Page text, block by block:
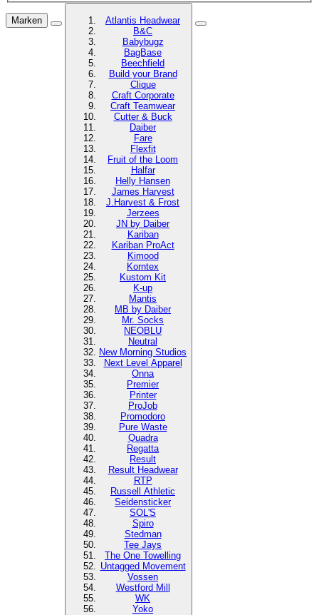
Marken
Atlantis Headwear
B&C
Babybugz
BagBase
Beechfield
Build your Brand
Clique
Craft Corporate
Craft Teamwear
Cutter & Buck
Daiber
Fare
Flexfit
Fruit of the Loom
Halfar
Helly Hansen
James Harvest
J.Harvest & Frost
Jerzees
JN by Daiber
Kariban
Kariban ProAct
Kimood
Korntex
Kustom Kit
K-up
Mantis
MB by Daiber
Mr. Socks
NEOBLU
Neutral
New Morning Studios
Next Level Apparel
Onna
Premier
Printer
ProJob
Promodoro
Pure Waste
Quadra
Regatta
Result
Result Headwear
RTP
Russell Athletic
Seidensticker
SOL'S
Spiro
Stedman
Tee Jays
The One Towelling
Untagged Movement
Vossen
Westford Mill
WK
Yoko